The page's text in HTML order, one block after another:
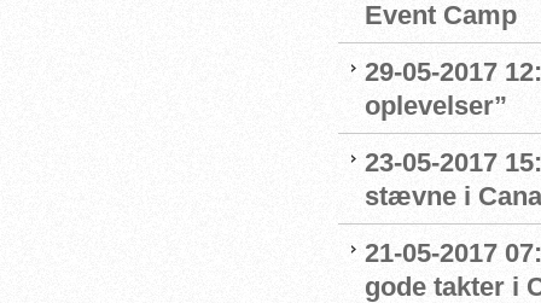
Event Camp
29-05-2017
oplevelser”
23-05-2017
stævne i
21-05-2017
gode takter i